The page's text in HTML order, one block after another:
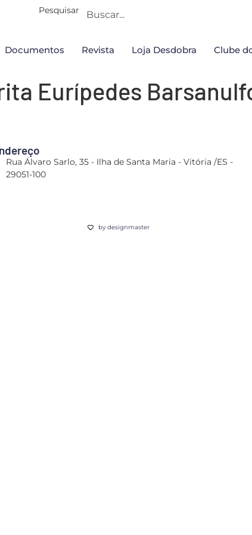
Pesquisar
Documentos Revista Loja Desdobra Clube
Eurípedes
Rua Álvaro Sarlo, 35 - Ilha de Santa Maria - Vitória /ES -
29051-100
by designmaster